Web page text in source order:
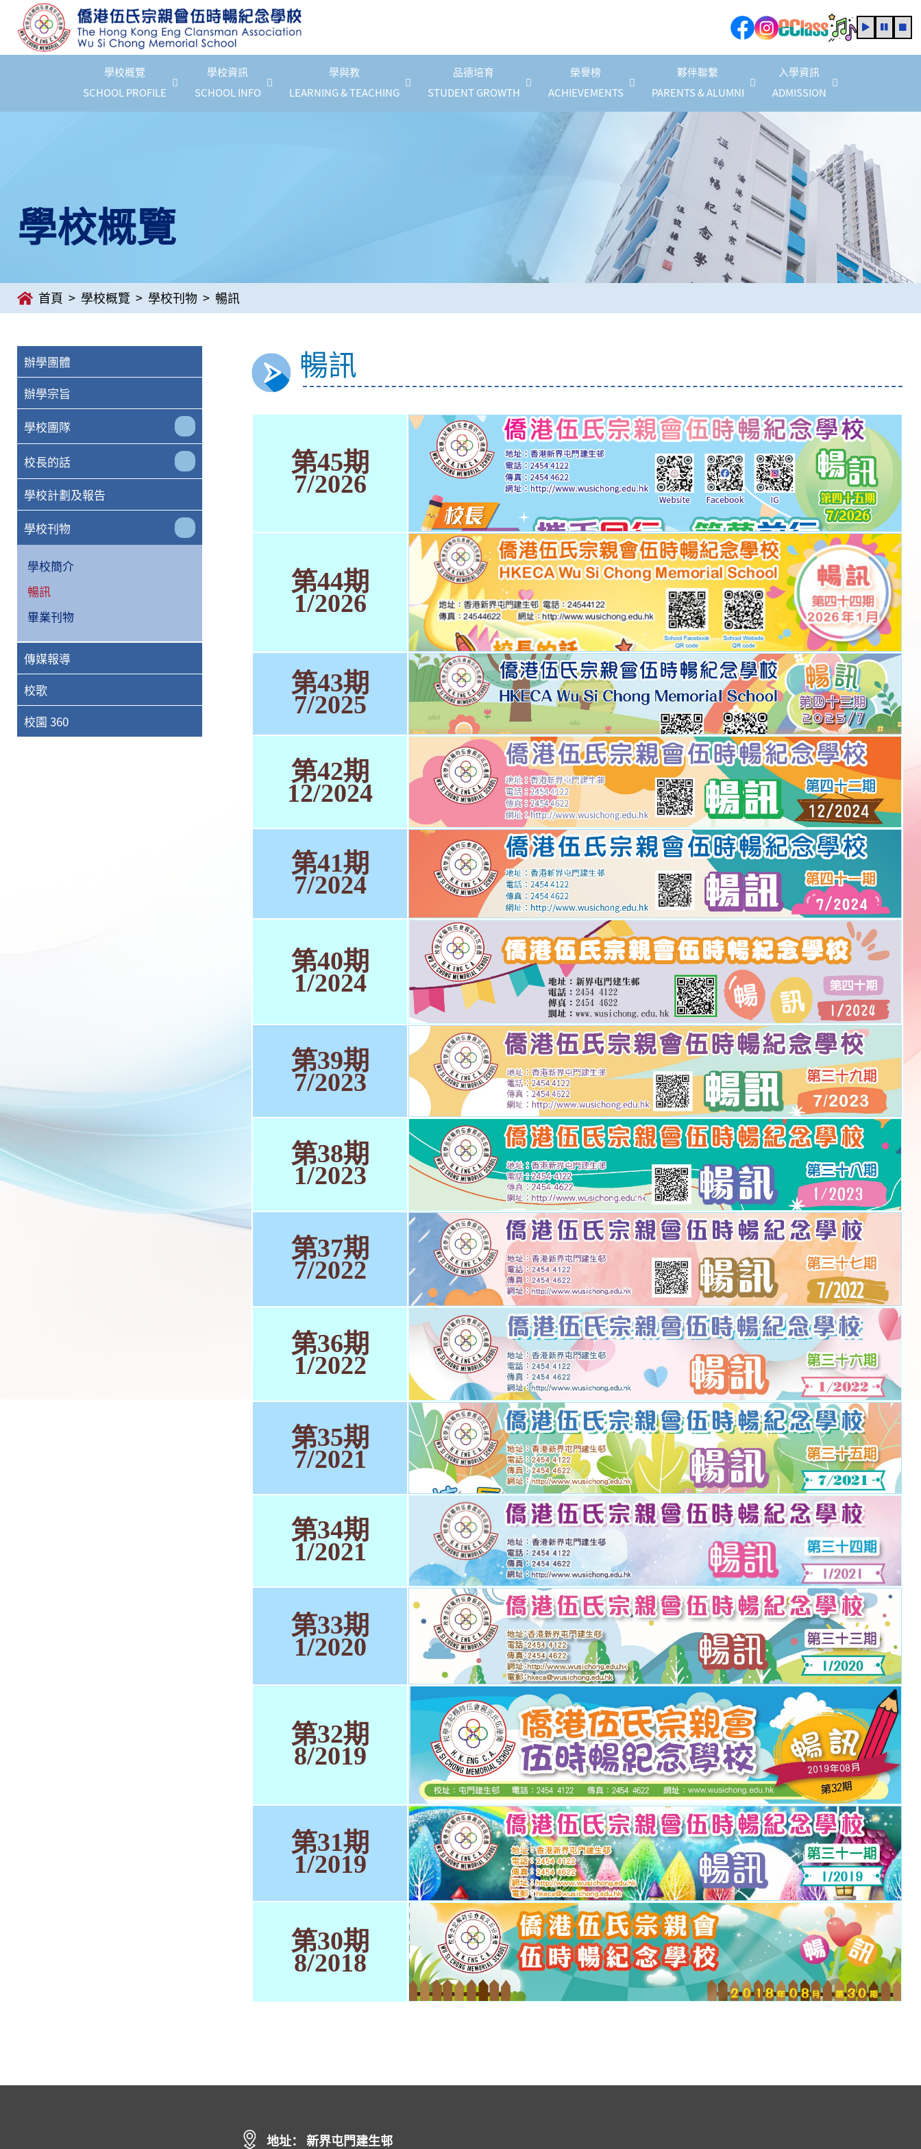
學校概覽
SCHOOL PROFILE
學校資訊
SCHOOL INFO
學與教
LEARNING & TEACHING
品德培育
STUDENT GROWTH
榮譽榜
ACHIEVEMENTS
夥伴聯繫
PARENTS & ALUMNI
入學資訊
ADMISSION
學校概覽
首頁 學校概覽 學校刊物 暢訊
辦學團體
辦學宗旨
學校團隊
校長的話
學校計劃及報告
學校刊物
學校簡介
暢訊
畢業刊物
傳媒報導
校歌
校園 360
暢訊
第45期
7/2026
第44期
1/2026
第43期
7/2025
第42期
12/2024
第41期
7/2024
第40期
1/2024
第39期
7/2023
第38期
1/2023
第37期
7/2022
第36期
1/2022
第35期
7/2021
第34期
1/2021
第33期
1/2020
第32期
8/2019
第31期
1/2019
第30期
8/2018
地址： 新界屯門建生邨